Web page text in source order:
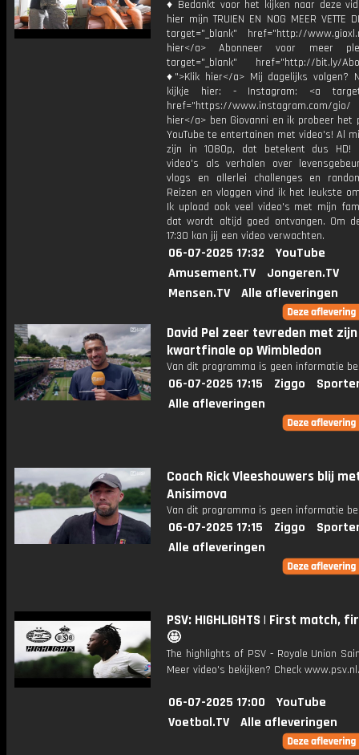
♦ Bedankt voor het kijken naar deze
hier mijn TRUIEN EN NOG MEER VETTE
target="_blank" href="http://
hier</a> Abonneer voor meer
target="_blank" href="http://bit.ly/
♦">Klik hier</a> Mij dagelijks volgen?
kijkje hier: - Instagram: <a
href="https://www.instagram.com/
hier</a> ben Giovanni en ik probeer het
YouTube te entertainen met video's! Al
zijn in 1080p, dat betekent dus HD!
video's als verhalen over
vlogs en allerlei challenges en
Reizen en vloggen vind ik het leukste
Ik upload ook veel video's met mijn
dat wordt altijd goed ontvangen. Om
17:30 kan jij een video verwachten.
06-07-2025 17:32
YouTube
Amusement.TV
Jongeren.TV
Mensen.TV
Alle afleveringen
David Pel zeer tevreden met zijn
kwartfinale op Wimbledon
Van dit programma is geen informatie
06-07-2025 17:15 Ziggo
Alle afleveringen
Coach Rick Vleeshouwers blij
Anisimova
Van dit programma is geen informatie
06-07-2025 17:15 Ziggo
Alle afleveringen
PSV: HIGHLIGHTS | First match,
🤩
The highlights of PSV - Royale Union
Meer video's bekijken? Check
06-07-2025 17:00
YouTube
Voetbal.TV
Alle afleveringen